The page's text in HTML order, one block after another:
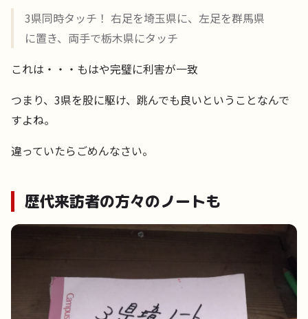
3県同時タッチ！ 右足を埼玉県に、左足を群馬県
に置き、両手で栃木県にタッチ
これは・・・もはや完璧に利害が一致
つまり、3県を股に駆け、跳んでも良いということなんで
すよね。
違っていたらごめんなさい。
歴代来訪者の方々のノートも